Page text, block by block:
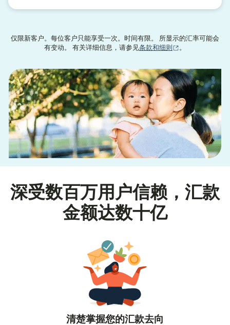
仅限新客户。每位客户只能享受一次。时间有限。 所显示的汇率可能会
有变动。 有关详细信息，请参见条款和细则 。
深受数百万用户信赖，汇款
金额达数十亿
清楚掌握您的汇款去向